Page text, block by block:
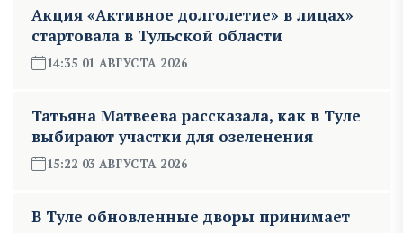
Акция «Активное долголетие» в лицах»
стартовала в Тульской области
14:35 01 АВГУСТА 2026
Татьяна Матвеева рассказала, как в Туле
выбирают участки для озеленения
15:22 03 АВГУСТА 2026
В Туле обновленные дворы принимает